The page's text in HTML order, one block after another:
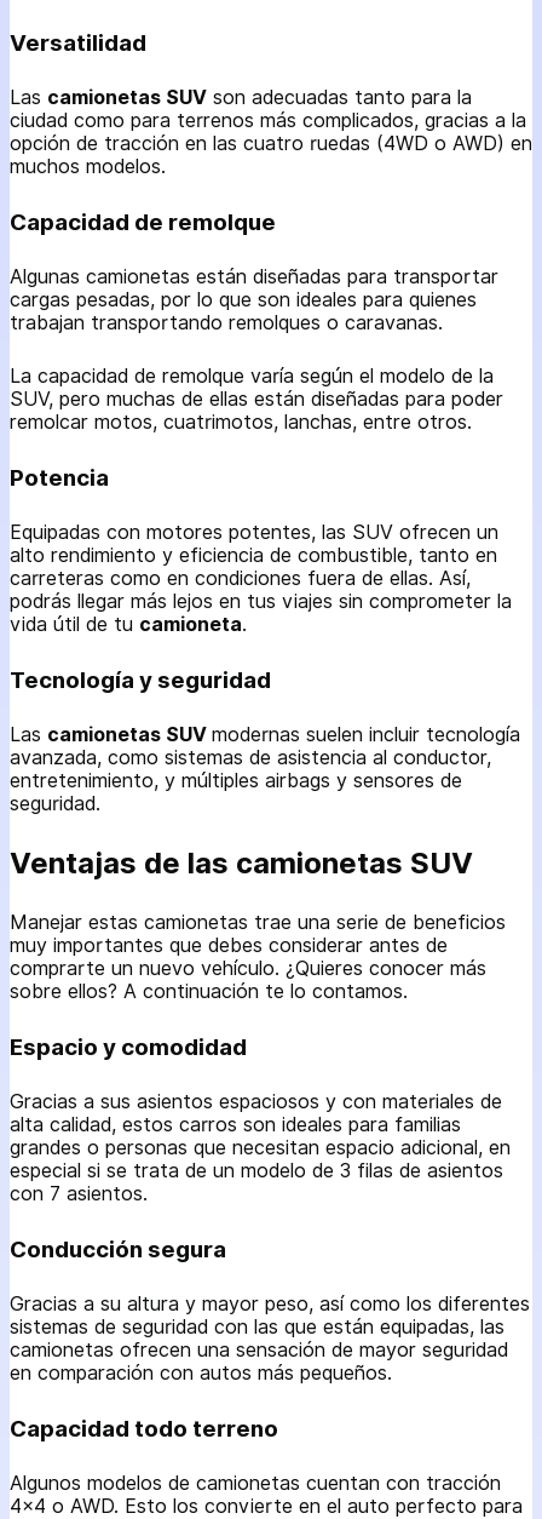
Versatilidad
Las camionetas SUV son adecuadas tanto para la
ciudad como para terrenos más complicados, gracias a la
opción de tracción en las cuatro ruedas (4WD o AWD) en
muchos modelos.
Capacidad de remolque
Algunas camionetas están diseñadas para transportar
cargas pesadas, por lo que son ideales para quienes
trabajan transportando remolques o caravanas.
La capacidad de remolque varía según el modelo de la
SUV, pero muchas de ellas están diseñadas para poder
remolcar motos, cuatrimotos, lanchas, entre otros.
Potencia
Equipadas con motores potentes, las SUV ofrecen un
alto rendimiento y eficiencia de combustible, tanto en
carreteras como en condiciones fuera de ellas. Así,
podrás llegar más lejos en tus viajes sin comprometer la
vida útil de tu camioneta.
Tecnología y seguridad
Las camionetas SUV modernas suelen incluir tecnología
avanzada, como sistemas de asistencia al conductor,
entretenimiento, y múltiples airbags y sensores de
seguridad.
Ventajas de las camionetas SUV
Manejar estas camionetas trae una serie de beneficios
muy importantes que debes considerar antes de
comprarte un nuevo vehículo. ¿Quieres conocer más
sobre ellos? A continuación te lo contamos.
Espacio y comodidad
Gracias a sus asientos espaciosos y con materiales de
alta calidad, estos carros son ideales para familias
grandes o personas que necesitan espacio adicional, en
especial si se trata de un modelo de 3 filas de asientos
con 7 asientos.
Conducción segura
Gracias a su altura y mayor peso, así como los diferentes
sistemas de seguridad con las que están equipadas, las
camionetas ofrecen una sensación de mayor seguridad
en comparación con autos más pequeños.
Capacidad todo terreno
Algunos modelos de camionetas cuentan con tracción
4×4 o AWD. Esto los convierte en el auto perfecto para